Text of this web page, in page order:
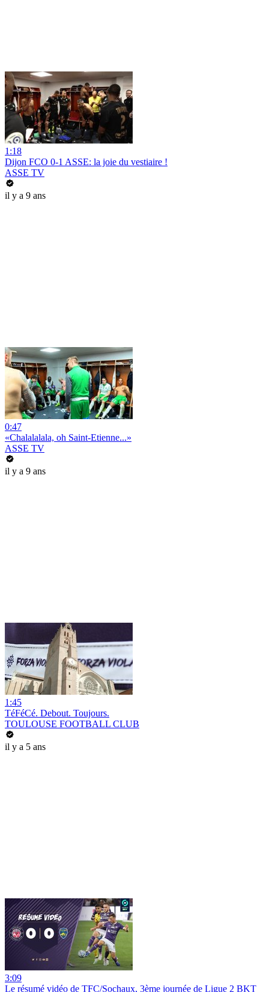
1:18
Dijon FCO 0-1 ASSE: la joie du vestiaire !
ASSE TV
il y a 9 ans
0:47
«Chalalalala, oh Saint-Etienne...»
ASSE TV
il y a 9 ans
1:45
TéFéCé. Debout. Toujours.
TOULOUSE FOOTBALL CLUB
il y a 5 ans
3:09
Le résumé vidéo de TFC/Sochaux, 3ème journée de Ligue 2 BKT